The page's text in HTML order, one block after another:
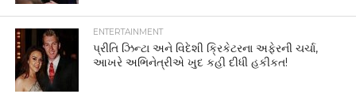
ENTERTAINMENT
પ્રીતિ ઝિન્ટા અને વિદેશી ક્રિકેટરના અફેરની ચર્ચા,
આખરે અભિનેત્રીએ ખુદ કહી દીધી હકીકત!